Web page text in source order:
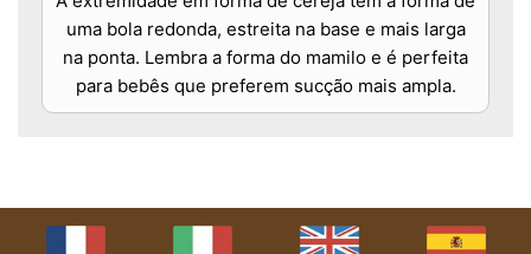
uma bola redonda, estreita na base e mais larga
na ponta. Lembra a forma do mamilo e é perfeita
para bebês que preferem sucção mais ampla.